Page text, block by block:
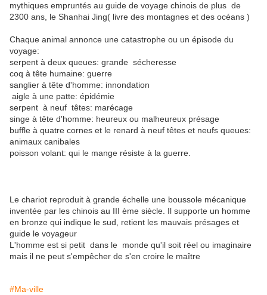
mythiques empruntés au guide de voyage chinois de plus de
2300 ans, le Shanhai Jing( livre des montagnes et des océans )
Chaque animal annonce une catastrophe ou un épisode du
voyage:
serpent à deux queues: grande sécheresse
coq à tête humaine: guerre
sanglier à tête d'homme: innondation
aigle à une patte: épidémie
serpent à neuf têtes: marécage
singe à tête d'homme: heureux ou malheureux présage
buffle à quatre cornes et le renard à neuf têtes et neufs queues:
animaux canibales
poisson volant: qui le mange résiste à la guerre.
Le chariot reproduit à grande échelle une boussole mécanique
inventée par les chinois au III ème siècle. Il supporte un homme
en bronze qui indique le sud, retient les mauvais présages et
guide le voyageur
L'homme est si petit dans le monde qu'il soit réel ou imaginaire
mais il ne peut s'empêcher de s'en croire le maître
#Ma-ville